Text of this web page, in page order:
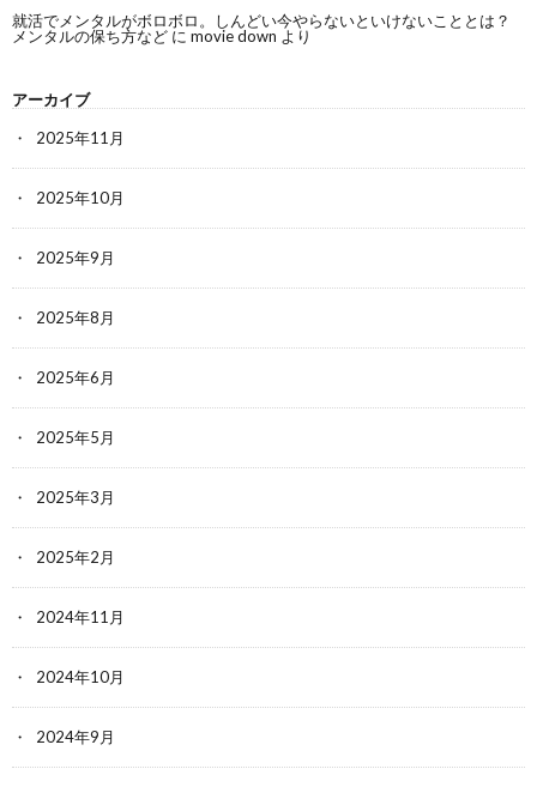
就活でメンタルがボロボロ。しんどい今やらないといけないこととは？
メンタルの保ち方など に movie down より
アーカイブ
2025年11月
2025年10月
2025年9月
2025年8月
2025年6月
2025年5月
2025年3月
2025年2月
2024年11月
2024年10月
2024年9月